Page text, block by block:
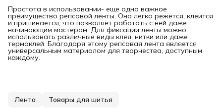
Простота в использовании- еще одно важное
преимущество репсовой ленты. Она легко режется, клеится
и пришивается, что позволяет работать с ней даже
начинающим мастерам. Для фиксации ленты можно
использовать различные виды клея, нитки или даже
термоклей. Благодаря этому репсовая лента является
универсальным материалом для творчества, доступным
каждому.
Лента Товары для шитья